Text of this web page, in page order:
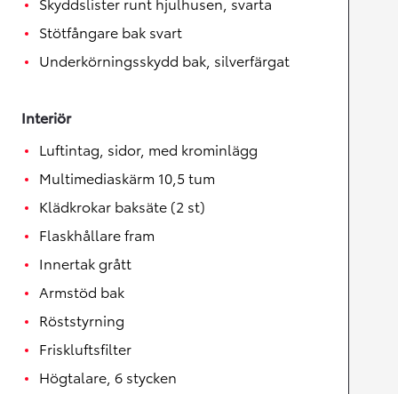
Stötfångare bak svart
Underkörningsskydd bak, silverfärgat
Interiör
Luftintag, sidor, med krominlägg
Multimediaskärm 10,5 tum
Klädkrokar baksäte (2 st)
Flaskhållare fram
Innertak grått
Armstöd bak
Röststyrning
Friskluftsfilter
Högtalare, 6 stycken